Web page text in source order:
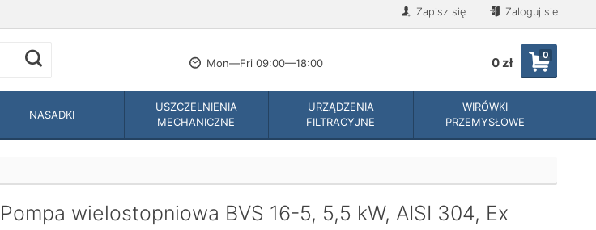
Zapisz się Zaloguj sie
Mon—Fri 09:00—18:00
0
0 zł
NASADKI
USZCZELNIENIA
MECHANICZNE
URZĄDZENIA
FILTRACYJNE
WIRÓWKI
PRZEMYSŁOWE
Pompa wielostopniowa BVS 16-5, 5,5 kW, AISI 304, Ex